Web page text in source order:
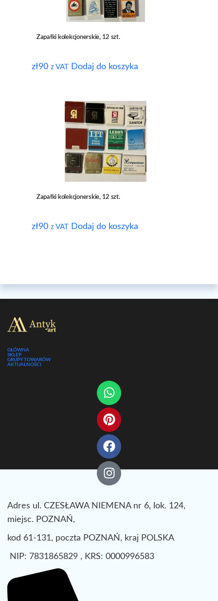
Zapałki kolekcjonerskie, 12 szt.
zł90 z VAT Dodaj do koszyka
Zapałki kolekcjonerskie, 12 szt.
zł90 z VAT Dodaj do koszyka
GŁÓWNA
SKLEP
GRUPY TOWARÓW
AKTUALNOŚCI
Adres ul. CZESŁAWA NIEMENA nr 6, lok. 124,
miejsc. POZNAŃ,
kod 61-131, poczta POZNAŃ, kraj POLSKA
NIP: 7831865829 , KRS: 0000996583